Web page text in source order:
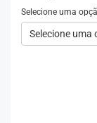
Selecione uma